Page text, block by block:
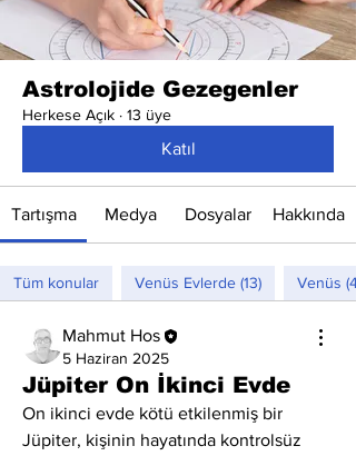
Astrolojide Gezegenler
Herkese Açık · 13 üye
Katıl
Tartışma Medya Dosyalar Hakkında
Tüm konular Venüs Evlerde (13) Venüs (4)
Mahmut Hos
5 Haziran 2025
Jüpiter On İkinci Evde
On ikinci evde kötü etkilenmiş bir
Jüpiter, kişinin hayatında kontrolsüz